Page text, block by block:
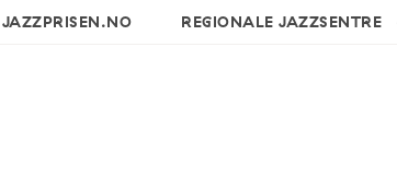
JAZZPRISEN.NO REGIONALE JAZZSENTRE